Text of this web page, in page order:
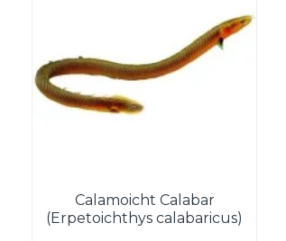
Calamoicht Calabar
(Erpetoichthys calabaricus)